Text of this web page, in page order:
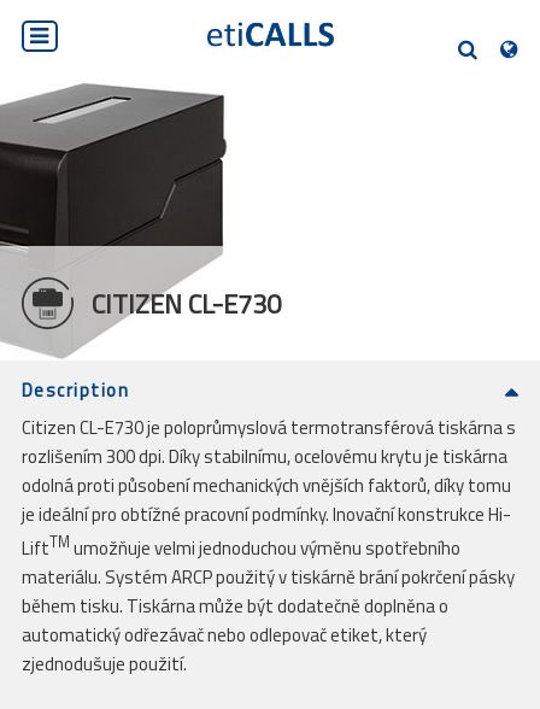
PL
CITIZEN CL-E730
Description
Citizen CL-E730 je poloprůmyslová termotransférová tiskárna s
rozlišením 300 dpi. Díky stabilnímu, ocelovému krytu je tiskárna
odolná proti působení mechanických vnějších faktorů, díky tomu
je ideální pro obtížné pracovní podmínky. Inovační konstrukce Hi-
Lift TM umožňuje velmi jednoduchou výměnu spotřebního
materiálu. Systém ARCP použitý v tiskárně brání pokrčení pásky
během tisku. Tiskárna může být dodatečně doplněna o
automatický odřezávač nebo odlepovač etiket, který
zjednodušuje použití.